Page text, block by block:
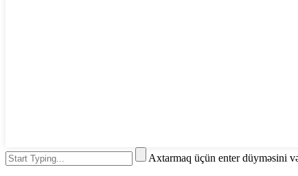
Axtarmaq üçün enter düyməsini